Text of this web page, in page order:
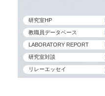
研究室HP
教職員データベース
LABORATORY REPORT
研究室対談
リレーエッセイ